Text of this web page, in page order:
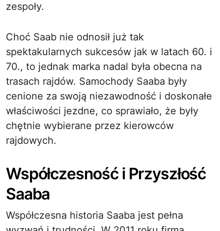
zespoły.
Choć Saab nie odnosił już tak
spektakularnych sukcesów jak w latach 60. i
70., to jednak marka nadal była obecna na
trasach rajdów. Samochody Saaba były
cenione za swoją niezawodność i doskonałe
właściwości jezdne, co sprawiało, że były
chętnie wybierane przez kierowców
rajdowych.
Współczesność i Przyszłość
Saaba
Współczesna historia Saaba jest pełna